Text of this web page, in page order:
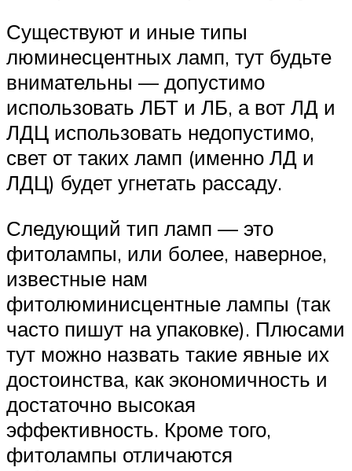
Существуют и иные типы
люминесцентных ламп, тут будьте
внимательны — допустимо
использовать ЛБТ и ЛБ, а вот ЛД и
ЛДЦ использовать недопустимо,
свет от таких ламп (именно ЛД и
ЛДЦ) будет угнетать рассаду.
Следующий тип ламп — это
фитолампы, или более, наверное,
известные нам
фитолюминисцентные лампы (так
часто пишут на упаковке). Плюсами
тут можно назвать такие явные их
достоинства, как экономичность и
достаточно высокая
эффективность. Кроме того,
фитолампы отличаются